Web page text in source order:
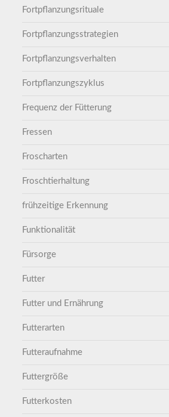
Fortpflanzungsrituale
Fortpflanzungsstrategien
Fortpflanzungsverhalten
Fortpflanzungszyklus
Frequenz der Fütterung
Fressen
Froscharten
Froschtierhaltung
frühzeitige Erkennung
Funktionalität
Fürsorge
Futter
Futter und Ernährung
Futterarten
Futteraufnahme
Futtergröße
Futterkosten